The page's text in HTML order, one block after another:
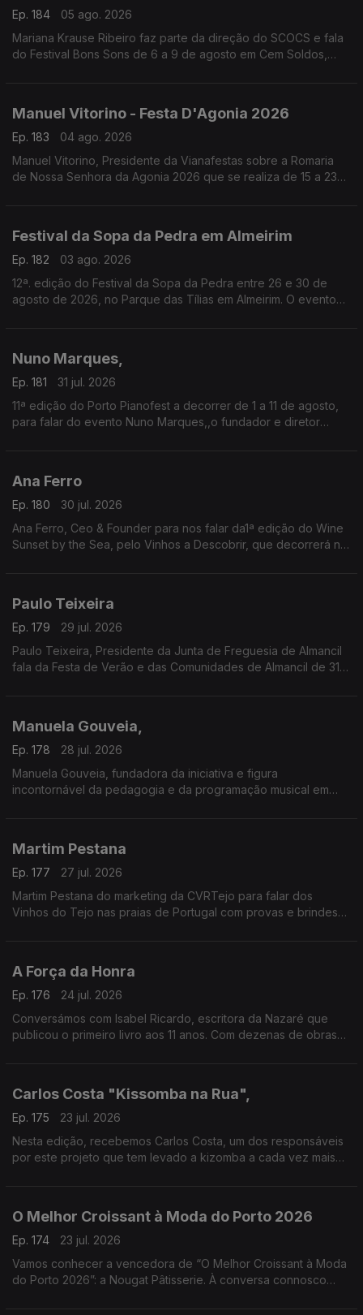
Ep. 184
05 ago. 2026
Mariana Krause Ribeiro faz parte da direção do SCOCS e fala
do Festival Bons Sons de 6 a 9 de agosto em Cem Soldos,
Manuel Vitorino - Festa D'Agonia 2026
Ep. 183
04 ago. 2026
Manuel Vitorino, Presidente da Vianafestas sobre a Romaria
de Nossa Senhora da Agonia 2026 que se realiza de 15 a 23
Festival da Sopa da Pedra em Almeirim
Ep. 182
03 ago. 2026
12ª. edição do Festival da Sopa da Pedra entre 26 e 30 de
agosto de 2026, no Parque das Tílias em Almeirim. O evento
O grão-confrade Luís Manso da Confraria Gastronómica de
Almeirim fala sobre este símbolo da gastronomia.
Nuno Marques,
Ep. 181
31 jul. 2026
11ª edição do Porto Pianofest a decorrer de 1 a 11 de agosto,
para falar do evento Nuno Marques,,o fundador e diretor
Ana Ferro
Ep. 180
30 jul. 2026
Ana Ferro, Ceo & Founder para nos falar da1ª edição do Wine
Sunset by the Sea, pelo Vinhos a Descobrir, que decorrerá no
Paulo Teixeira
Ep. 179
29 jul. 2026
Paulo Teixeira, Presidente da Junta de Freguesia de Almancil
fala da Festa de Verão e das Comunidades de Almancil de 31
A entrada é gratuita e as portas abrem todos os dias às 18h00.
Manuela Gouveia,
Ep. 178
28 jul. 2026
Manuela Gouveia, fundadora da iniciativa e figura
incontornável da pedagogia e da programação musical em
referência nacional e internacional na formação e
apresentação pianística.
Martim Pestana
Ep. 177
27 jul. 2026
Martim Pestana do marketing da CVRTejo para falar dos
Vinhos do Tejo nas praias de Portugal com provas e brindes
A Força da Honra
Ep. 176
24 jul. 2026
Conversámos com Isabel Ricardo, escritora da Nazaré que
publicou o primeiro livro aos 11 anos. Com dezenas de obras
Carlos Costa "Kissomba na Rua",
Ep. 175
23 jul. 2026
Nesta edição, recebemos Carlos Costa, um dos responsáveis
por este projeto que tem levado a kizomba a cada vez mais
O Melhor Croissant à Moda do Porto 2026
Ep. 174
23 jul. 2026
Vamos conhecer a vencedora de “O Melhor Croissant à Moda
do Porto 2026”: a Nougat Pâtisserie. À conversa connosco